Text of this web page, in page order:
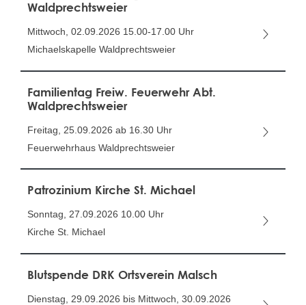
Waldprechtsweier
Mittwoch, 02.09.2026 15.00-17.00 Uhr
Michaelskapelle Waldprechtsweier
Familientag Freiw. Feuerwehr Abt.
Waldprechtsweier
Freitag, 25.09.2026 ab 16.30 Uhr
Feuerwehrhaus Waldprechtsweier
Patrozinium Kirche St. Michael
Sonntag, 27.09.2026 10.00 Uhr
Kirche St. Michael
Blutspende DRK Ortsverein Malsch
Dienstag, 29.09.2026 bis Mittwoch, 30.09.2026